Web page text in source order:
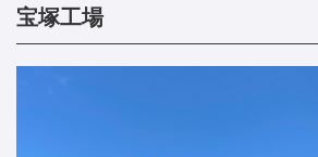
宝塚工場